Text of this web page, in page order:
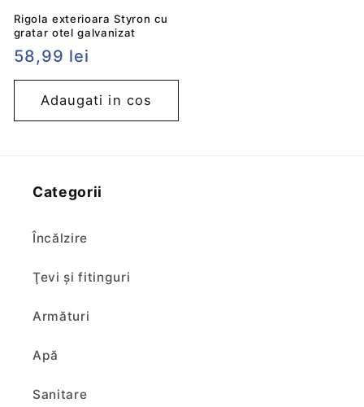
Rigola exterioara Styron cu
gratar otel galvanizat
Preț
obișnuit
58,99 lei
Adaugati in cos
Categorii
Încălzire
Ţevi şi fitinguri
Armături
Apă
Sanitare